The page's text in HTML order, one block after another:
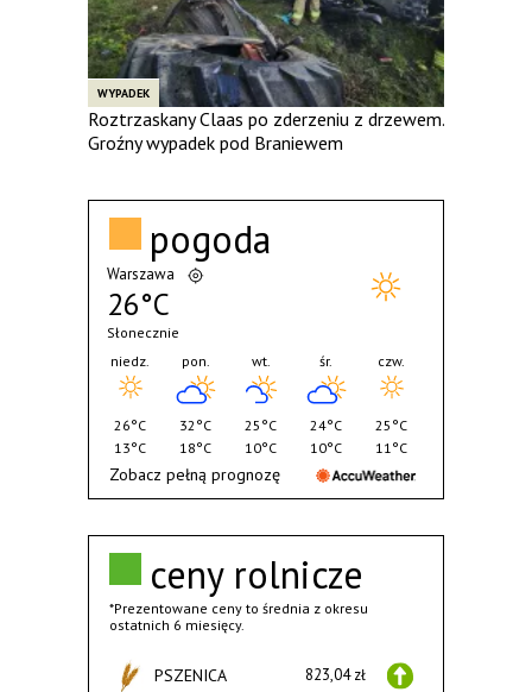
WYPADEK
Roztrzaskany Claas po zderzeniu z drzewem.
Groźny wypadek pod Braniewem
ceny rolnicze
*Prezentowane ceny to średnia z okresu
ostatnich 6 miesięcy.
PSZENICA 823,04 zł
pogoda
Warszawa
26°C
Słonecznie
niedz.
26°C
13°C
pon.
32°C
18°C
wt.
25°C
10°C
śr.
24°C
10°C
czw.
25°C
11°C
Zobacz pełną prognozę